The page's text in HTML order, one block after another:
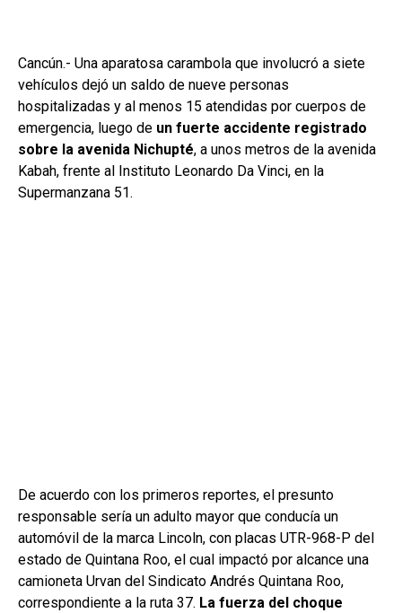
Cancún.- Una aparatosa carambola que involucró a siete
vehículos dejó un saldo de nueve personas
hospitalizadas y al menos 15 atendidas por cuerpos de
emergencia, luego de un fuerte accidente registrado
sobre la avenida Nichupté, a unos metros de la avenida
Kabah, frente al Instituto Leonardo Da Vinci, en la
Supermanzana 51.
De acuerdo con los primeros reportes, el presunto
responsable sería un adulto mayor que conducía un
automóvil de la marca Lincoln, con placas UTR-968-P del
estado de Quintana Roo, el cual impactó por alcance una
camioneta Urvan del Sindicato Andrés Quintana Roo,
correspondiente a la ruta 37. La fuerza del choque